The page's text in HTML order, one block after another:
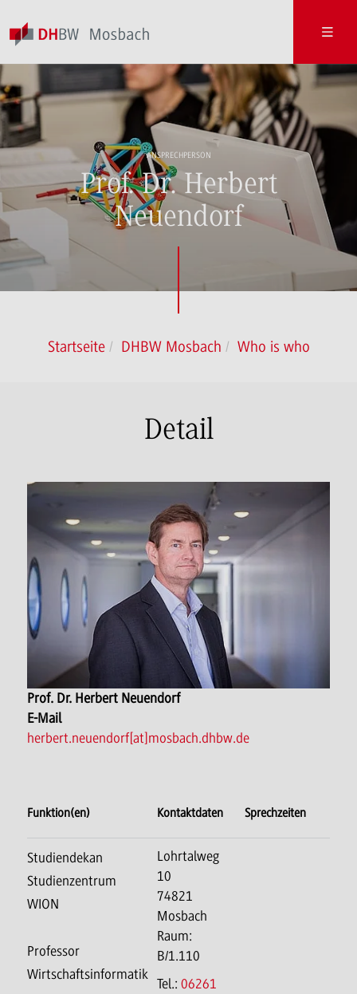
ANSPRECHPERSON
Prof. Dr. Herbert
Neuendorf
Startseite DHBW Mosbach Who is who
Detail
Prof. Dr. Herbert Neuendorf
E-Mail
herbert.neuendorf[at]mosbach.dhbw.de
Funktion(en) Kontaktdaten Sprechzeiten
Studiendekan
Studienzentrum
WION
Professor
Wirtschaftsinformatik
Lohrtalweg
10
74821
Mosbach
Raum:
B/1.110
Tel.: 06261